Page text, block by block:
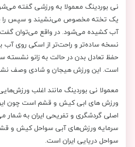
نی بوردینگ معمولا به ورزشی گفته
یک تخته مخصوص می‌نشیند و سپس را
آب کشیده می‌شود. در واقع می‌توان
نسخه ساده‌تر و راحت‌تر از اسکی روی آب
حفظ تعادل بدن در حالت به زانو نشسته
است. این ورزش هیجان و شادی وصف
معمولا نی بوردینگ مانند اغلب
ورزش های ابی کیش و قشم است چون این
اصلی گردشگری و تفریحی ایران به
سرمایه ورزش‌های آبی سواحل کیش و
سواحل دریایی ایران است.